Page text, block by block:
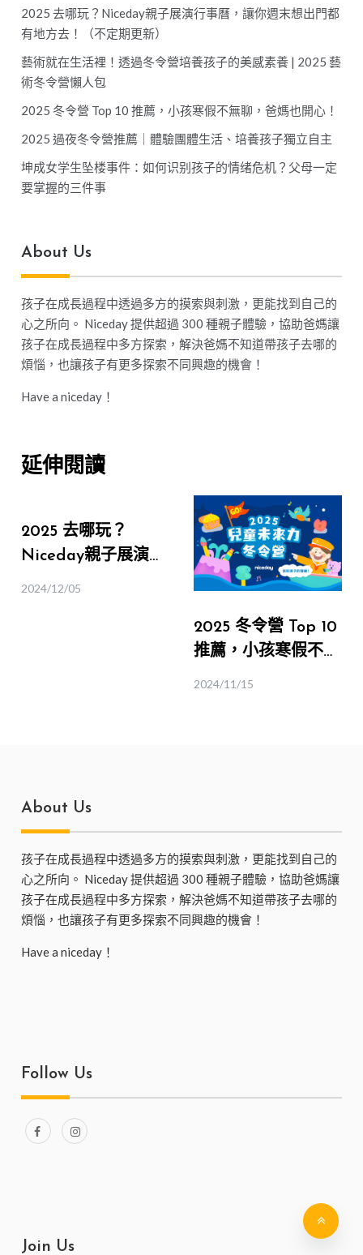
2025 去哪玩？Niceday親子展演行事曆，讓你週末想出門都
有地方去！（不定期更新）
藝術就在生活裡！透過冬令營培養孩子的美感素養 | 2025 藝
術冬令營懶人包
2025 冬令營 Top 10 推薦，小孩寒假不無聊，爸媽也開心！
2025 過夜冬令營推薦｜體驗團體生活、培養孩子獨立自主
坤成女学生坠楼事件：如何识别孩子的情绪危机？父母一定
要掌握的三件事
About Us
孩子在成長過程中透過多方的摸索與刺激，更能找到自己的
心之所向。 Niceday 提供超過 300 種親子體驗，協助爸媽讓
孩子在成長過程中多方探索，解決爸媽不知道帶孩子去哪的
煩惱，也讓孩子有更多探索不同興趣的機會！
Have a niceday！
延伸閱讀
2025 去哪玩？
Niceday親子展演行
2024/12/05
2025 冬令營 Top 10
推薦，小孩寒假不無
2024/11/15
About Us
孩子在成長過程中透過多方的摸索與刺激，更能找到自己的
心之所向。 Niceday 提供超過 300 種親子體驗，協助爸媽讓
孩子在成長過程中多方探索，解決爸媽不知道帶孩子去哪的
煩惱，也讓孩子有更多探索不同興趣的機會！
Have a niceday！
Follow Us
Join Us